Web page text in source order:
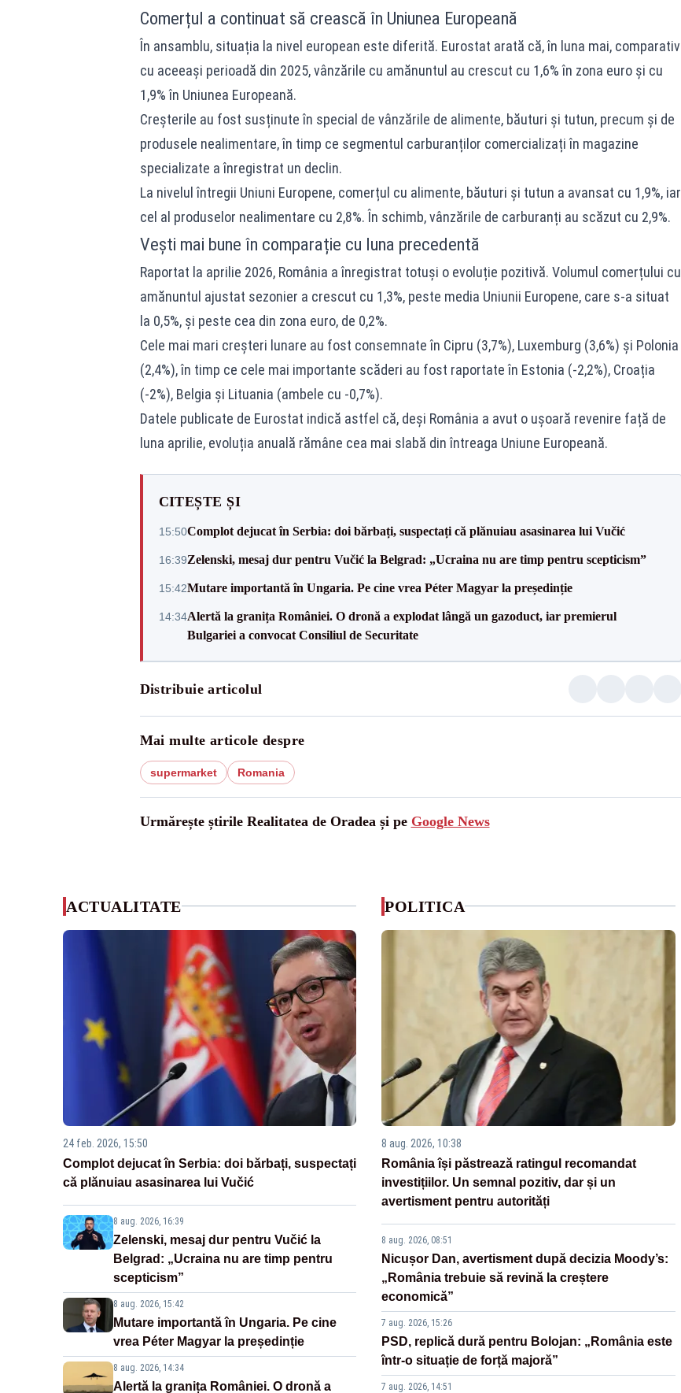
Comerțul a continuat să crească în Uniunea Europeană
În ansamblu, situația la nivel european este diferită. Eurostat arată că, în luna mai, comparativ
cu aceeași perioadă din 2025, vânzările cu amănuntul au crescut cu 1,6% în zona euro și cu
1,9% în Uniunea Europeană.
Creșterile au fost susținute în special de vânzările de alimente, băuturi și tutun, precum și de
produsele nealimentare, în timp ce segmentul carburanților comercializați în magazine
specializate a înregistrat un declin.
La nivelul întregii Uniuni Europene, comerțul cu alimente, băuturi și tutun a avansat cu 1,9%, iar
cel al produselor nealimentare cu 2,8%. În schimb, vânzările de carburanți au scăzut cu 2,9%.
Vești mai bune în comparație cu luna precedentă
Raportat la aprilie 2026, România a înregistrat totuși o evoluție pozitivă. Volumul comerțului cu
amănuntul ajustat sezonier a crescut cu 1,3%, peste media Uniunii Europene, care s-a situat
la 0,5%, și peste cea din zona euro, de 0,2%.
Cele mai mari creșteri lunare au fost consemnate în Cipru (3,7%), Luxemburg (3,6%) și Polonia
(2,4%), în timp ce cele mai importante scăderi au fost raportate în Estonia (-2,2%), Croația
(-2%), Belgia și Lituania (ambele cu -0,7%).
Datele publicate de Eurostat indică astfel că, deși România a avut o ușoară revenire față de
luna aprilie, evoluția anuală rămâne cea mai slabă din întreaga Uniune Europeană.
CITEȘTE ȘI
15:50Complot dejucat în Serbia: doi bărbați, suspectați că plănuiau asasinarea lui Vučić
16:39Zelenski, mesaj dur pentru Vučić la Belgrad: „Ucraina nu are timp pentru scepticism”
15:42Mutare importantă în Ungaria. Pe cine vrea Péter Magyar la președinție
14:34Alertă la granița României. O dronă a explodat lângă un gazoduct, iar premierul
Bulgariei a convocat Consiliul de Securitate
Distribuie articolul
Mai multe articole despre
supermarket Romania
Urmărește știrile Realitatea de Oradea și pe Google News
ACTUALITATE
24 feb. 2026, 15:50
Complot dejucat în Serbia: doi bărbați, suspectați
că plănuiau asasinarea lui Vučić
8 aug. 2026, 16:39
Zelenski, mesaj dur pentru Vučić la
Belgrad: „Ucraina nu are timp pentru
scepticism”
8 aug. 2026, 15:42
Mutare importantă în Ungaria. Pe cine
vrea Péter Magyar la președinție
8 aug. 2026, 14:34
Alertă la granița României. O dronă a
POLITICA
8 aug. 2026, 10:38
România își păstrează ratingul recomandat
investițiilor. Un semnal pozitiv, dar și un
avertisment pentru autorități
8 aug. 2026, 08:51
Nicușor Dan, avertisment după decizia Moody’s:
„România trebuie să revină la creștere
economică”
7 aug. 2026, 15:26
PSD, replică dură pentru Bolojan: „România este
într-o situație de forță majoră”
7 aug. 2026, 14:51